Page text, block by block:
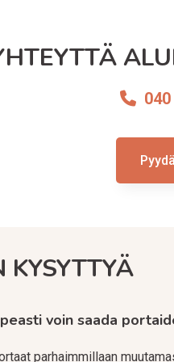
KYSYTTYÄ
voin saada
parhaimmillaan